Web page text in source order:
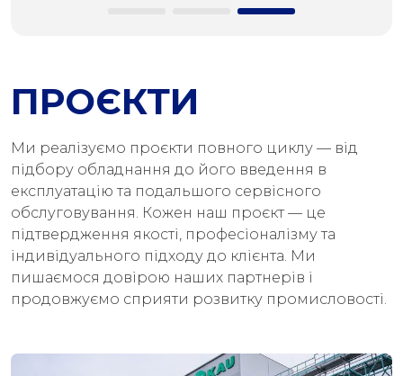
ПРОЄКТИ
Ми реалізуємо проєкти повного циклу — від
підбору обладнання до його введення в
експлуатацію та подальшого сервісного
обслуговування. Кожен наш проєкт — це
підтвердження якості, професіоналізму та
індивідуального підходу до клієнта. Ми
пишаємося довірою наших партнерів і
продовжуємо сприяти розвитку промисловості.